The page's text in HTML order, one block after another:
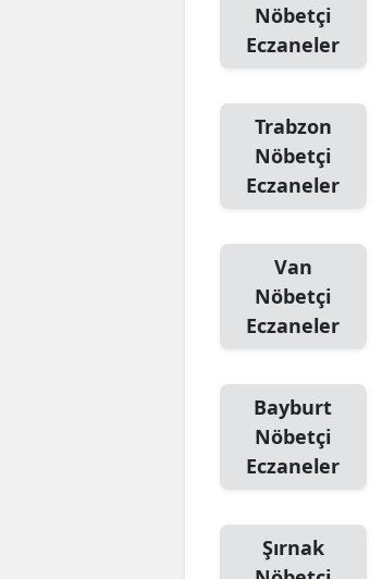
Nöbetçi
Eczaneler
Trabzon
Nöbetçi
Eczaneler
Van
Nöbetçi
Eczaneler
Bayburt
Nöbetçi
Eczaneler
Şırnak